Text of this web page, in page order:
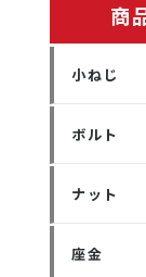
商
小ねじ
ボルト
ナット
座金